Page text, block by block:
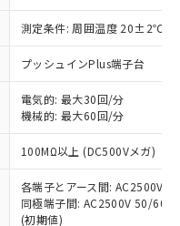
測定条件: 周囲温度 20±2℃、
プッシュインPlus端子台
電気的: 最大30回/分
機械的: 最大60回/分
100MΩ以上 (DC500Vメガ)
各端子とアース間: AC2500V
同極端子間: AC2500V 50/
(初期値)
き、同意のうえ
御機器事業取扱
よび標準価格
ただくもので
商品の中には、
なる商品もある
。
格照会結果は、
令（10物質）の
令（10物質）の
たは確認中の
ど無形物で、有
です。
含有部品として
した場合などや
ります。
率が中国RoHSの
ます。
率が中国RoHSの
示します。
販売部門へお問
品のうち、外国
に定める商品